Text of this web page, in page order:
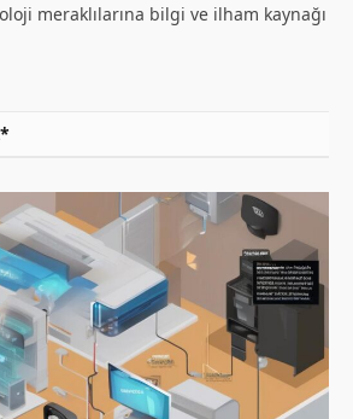
meraklılarına bilgi ve ilham kaynağı